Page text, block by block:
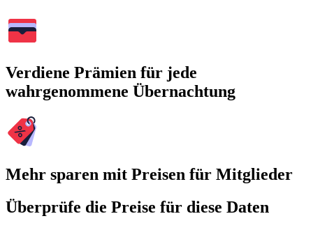
Verdiene Prämien für jede
wahrgenommene Übernachtung
Mehr sparen mit Preisen für Mitglieder
Überprüfe die Preise für diese Daten